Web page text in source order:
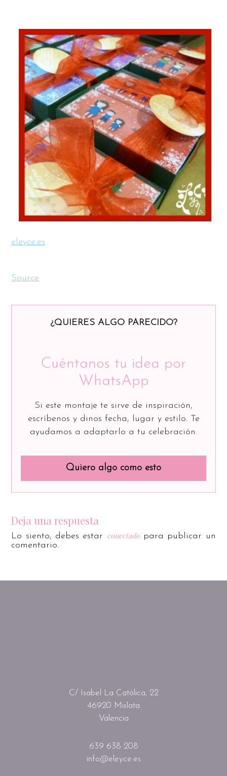
eleyce.es
Source
¿QUIERES ALGO PARECIDO?
Cuéntanos tu idea por
WhatsApp
Si este montaje te sirve de inspiración,
escríbenos y dinos fecha, lugar y estilo. Te
ayudamos a adaptarlo a tu celebración.
Quiero algo como esto
Deja una respuesta
Lo siento, debes estar conectadopara publicar un
comentario.
C/ Isabel La Católica, 22
46920 Mislata
Valencia
639 638 208
info@eleyce.es